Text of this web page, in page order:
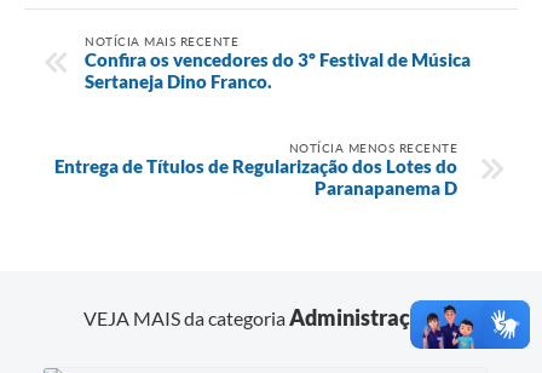
NOTÍCIA MAIS RECENTE
Confira os vencedores do 3º Festival de Música
Sertaneja Dino Franco.
NOTÍCIA MENOS RECENTE
Entrega de Títulos de Regularização dos Lotes do
Paranapanema D
VEJA MAIS da categoriaAdministração